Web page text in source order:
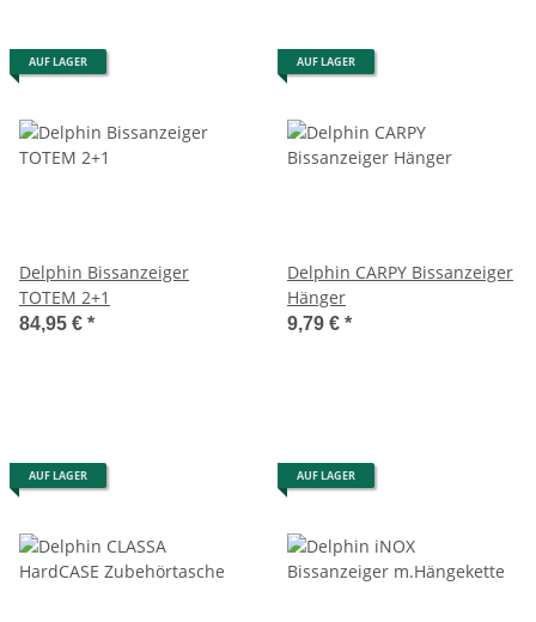
AUF LAGER
Delphin Bissanzeiger
TOTEM 2+1
84,95 € *
AUF LAGER
Delphin CARPY Bissanzeiger
Hänger
9,79 € *
AUF LAGER AUF LAGER